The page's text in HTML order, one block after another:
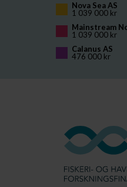
Nova Sea AS
1 039 000 kr
Mainstream
1 039 000 kr
Calanus AS
476 000 kr